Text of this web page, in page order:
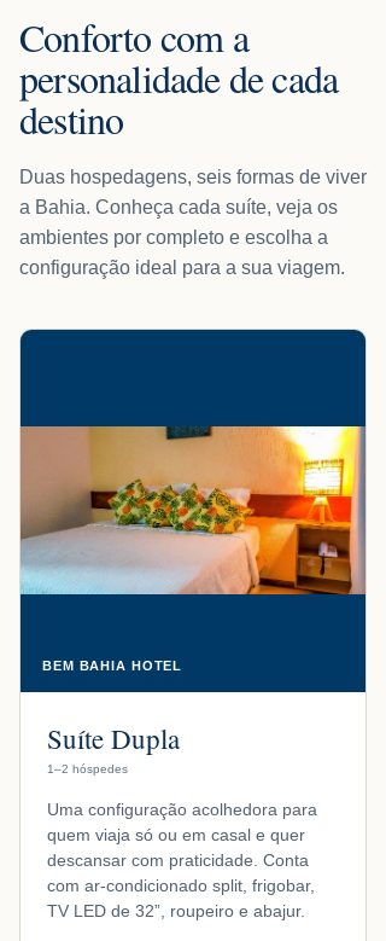
Conforto com a
personalidade de cada
destino
Duas hospedagens, seis formas de viver
a Bahia. Conheça cada suíte, veja os
ambientes por completo e escolha a
configuração ideal para a sua viagem.
BEM BAHIA HOTEL
Suíte Dupla
1–2 hóspedes
Uma configuração acolhedora para
quem viaja só ou em casal e quer
descansar com praticidade. Conta
com ar-condicionado split, frigobar,
TV LED de 32”, roupeiro e abajur.